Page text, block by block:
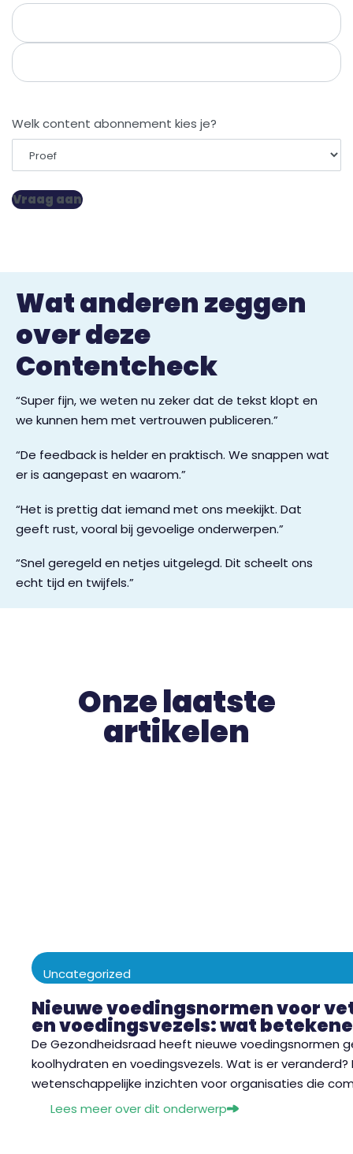
Welk content abonnement kies je?
Wat anderen zeggen
over deze
Contentcheck
“Super fijn, we weten nu zeker dat de tekst klopt en
we kunnen hem met vertrouwen publiceren.”
“De feedback is helder en praktisch. We snappen wat
er is aangepast en waarom.”
“Het is prettig dat iemand met ons meekijkt. Dat
geeft rust, vooral bij gevoelige onderwerpen.”
“Snel geregeld en netjes uitgelegd. Dit scheelt ons
echt tijd en twijfels.”
Onze laatste
artikelen
Uncategorized
Nieuwe voedingsnormen voor
en voedingsvezels: wat
De Gezondheidsraad heeft nieuwe voedingsnormen
koolhydraten en voedingsvezels. Wat is er
wetenschappelijke inzichten voor organisaties die
Lees meer over dit onderwerp